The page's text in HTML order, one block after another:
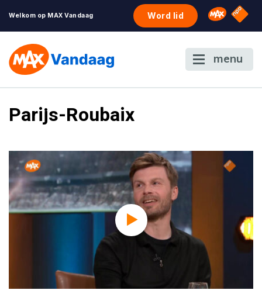
Welkom op MAX Vandaag Word lid Omroep
NPO
menu
Parijs-Roubaix